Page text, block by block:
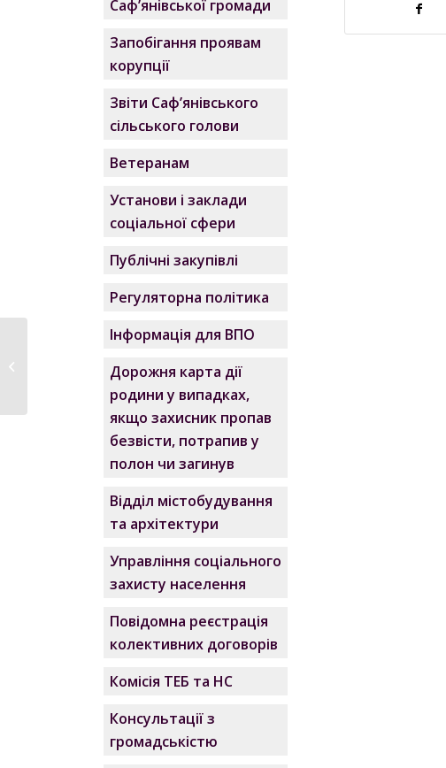
Саф’янівської громади
Запобігання проявам
корупції
Звіти Саф’янівського
сільського голови
Ветеранам
Установи і заклади
соціальної сфери
Публічні закупівлі
Регуляторна політика
Інформація для ВПО
Дорожня карта дії
родини у випадках,
якщо захисник пропав
безвісти, потрапив у
полон чи загинув
Відділ містобудування
та архітектури
Управління соціального
захисту населення
Повідомна реєстрація
колективних договорів
Комісія ТЕБ та НС
Консультації з
громадськістю
Засідання постійних